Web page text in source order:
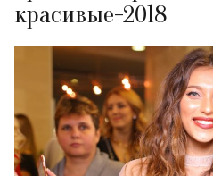
красивые-2018